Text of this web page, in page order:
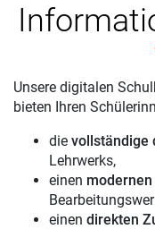
Unsere digitalen
bieten Ihren
die vollständige
Lehrwerks,
einen
einen direkten